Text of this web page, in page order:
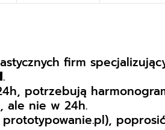
firm
.
potrzebują
ale nie w 24h.